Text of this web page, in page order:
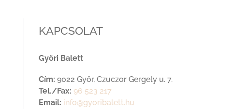
KAPCSOLAT
Győri Balett
Cím: 9022 Győr, Czuczor Gergely u. 7.
Tel./Fax: 96 523 217
Email: info@gyoribalett.hu